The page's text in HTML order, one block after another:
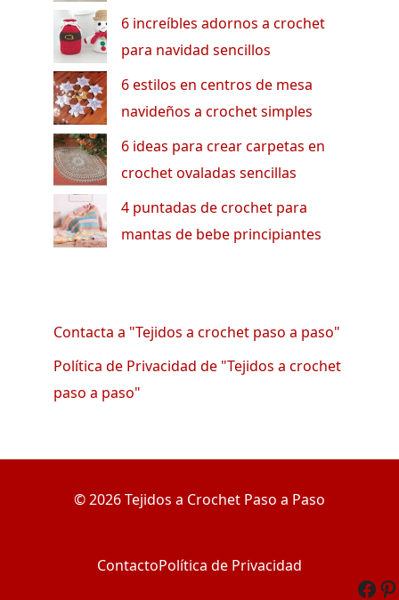
6 increíbles adornos a crochet
para navidad sencillos
6 estilos en centros de mesa
navideños a crochet simples
6 ideas para crear carpetas en
crochet ovaladas sencillas
4 puntadas de crochet para
mantas de bebe principiantes
Contacta a "Tejidos a crochet paso a paso"
Política de Privacidad de "Tejidos a crochet
paso a paso"
© 2026 Tejidos a Crochet Paso a Paso
ContactoPolítica de Privacidad